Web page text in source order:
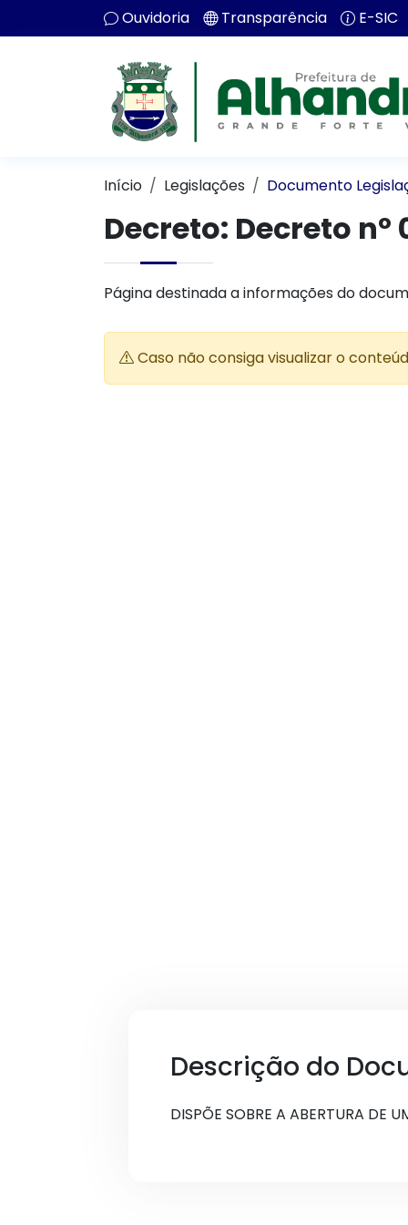
Ouvidoria Transparência E-SIC
Início Legislações Documento
Decreto: Decreto nº
Página destinada a informações do
Caso não consiga visualizar o
Descrição do
DISPÕE SOBRE A ABERTURA DE